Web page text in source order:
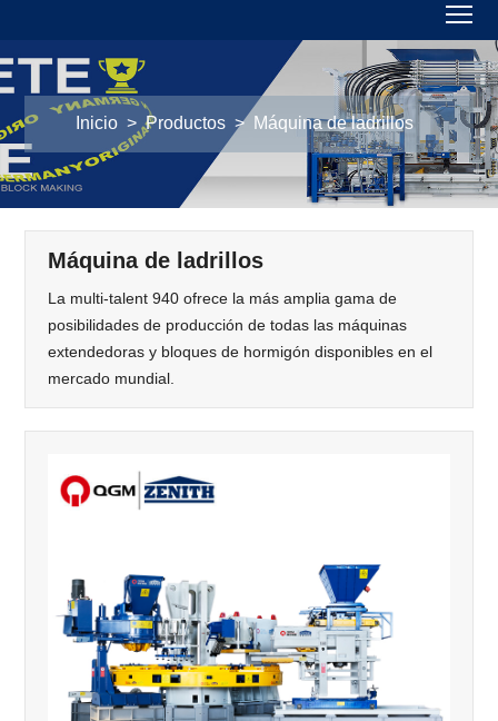
Inicio > Productos > Máquina de ladrillos
Máquina de ladrillos
La multi-talent 940 ofrece la más amplia gama de
posibilidades de producción de todas las máquinas
extendedoras y bloques de hormigón disponibles en el
mercado mundial.